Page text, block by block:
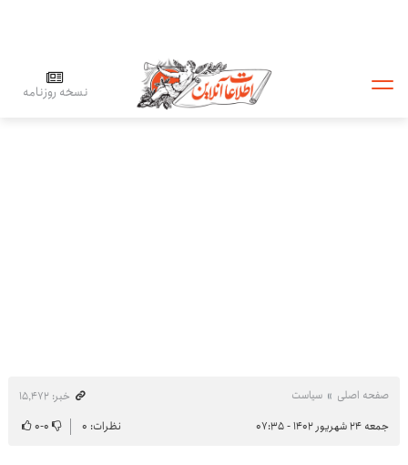
نسخه روزنامه
صفحه اصلی سیاست
خبر: ۱۵٬۴۷۲
جمعه ۲۴ شهریور ۱۴۰۲ - ۰۷:۳۵
نظرات: ۰ ۰-۰